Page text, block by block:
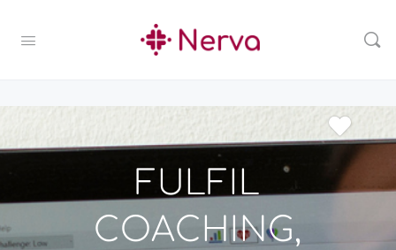
FULFIL
COACHING,